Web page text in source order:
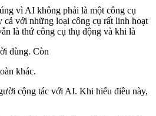
vì AI không phải là một công cụ
cả với những loại công cụ rất linh hoạt
là thứ công cụ thụ động và khi là
dùng. Còn
khác.
cộng tác với AI. Khi hiểu điều này,